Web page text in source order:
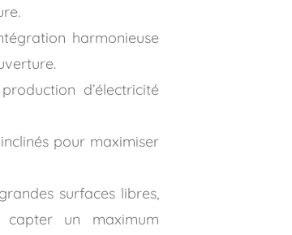
harmonieuse
d’électricité
pour maximiser
surfaces libres,
un maximum